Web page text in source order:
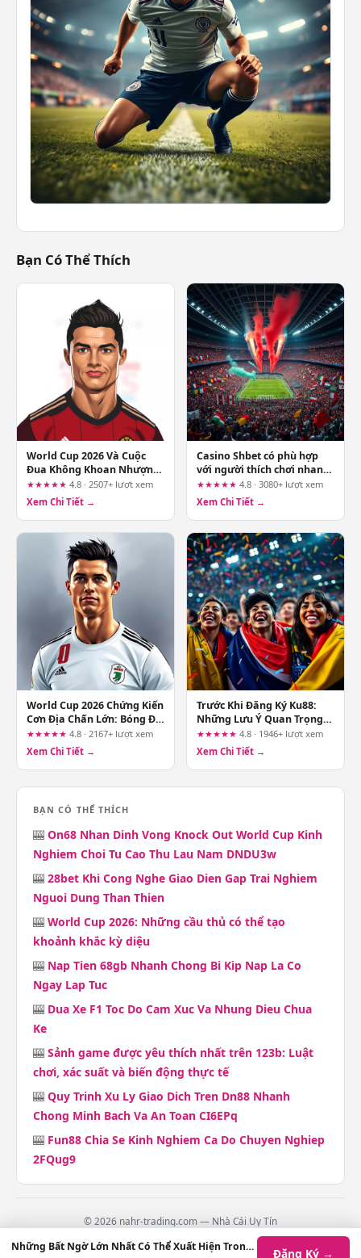
Bạn Có Thể Thích
World Cup 2026 Và Cuộc
Đua Không Khoan Nhượng
Vì Chiếc Cúp Vàng
★★★★★ 4.8 · 2507+ lượt xem
Xem Chi Tiết →
Casino Shbet có phù hợp
với người thích chơi nhanh
trên điện thoại không?
★★★★★ 4.8 · 3080+ lượt xem
Xem Chi Tiết →
World Cup 2026 Chứng Kiến
Cơn Địa Chấn Lớn: Bóng Đá
Và Công Nghệ Thay Đổi
Như Thế Nào?
★★★★★ 4.8 · 2167+ lượt xem
Xem Chi Tiết →
Trước Khi Đăng Ký Ku88:
Những Lưu Ý Quan Trọng
Cho Người Chơi Casino
★★★★★ 4.8 · 1946+ lượt xem
Xem Chi Tiết →
BẠN CÓ THỂ THÍCH
🎰 On68 Nhan Dinh Vong Knock Out World Cup Kinh
Nghiem Choi Tu Cao Thu Lau Nam DNDU3w
🎰 28bet Khi Cong Nghe Giao Dien Gap Trai Nghiem
Nguoi Dung Than Thien
🎰 World Cup 2026: Những cầu thủ có thể tạo
khoảnh khắc kỳ diệu
🎰 Nap Tien 68gb Nhanh Chong Bi Kip Nap La Co
Ngay Lap Tuc
🎰 Dua Xe F1 Toc Do Cam Xuc Va Nhung Dieu Chua
Ke
🎰 Sảnh game được yêu thích nhất trên 123b: Luật
chơi, xác suất và biến động thực tế
🎰 Quy Trinh Xu Ly Giao Dich Tren Dn88 Nhanh
Chong Minh Bach Va An Toan CI6EPq
🎰 Fun88 Chia Se Kinh Nghiem Ca Do Chuyen Nghiep
2FQug9
© 2026 nahr-trading.com — Nhà Cái Uy Tín
Contact· Chính Sách Giao Dịch·Chính Sách Hoàn Trả·
Những Bất Ngờ Lớn Nhất Có Thể Xuất Hiện Trong Làng Công Nghệ 2024 Đăng Ký →